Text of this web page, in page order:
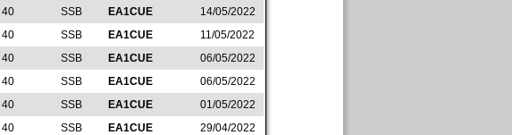
40 SSB EA1CUE
14/05/2022
40 SSB EA1CUE
11/05/2022
40 SSB EA1CUE
06/05/2022
40 SSB EA1CUE
06/05/2022
40 SSB EA1CUE
01/05/2022
40 SSB EA1CUE
29/04/2022